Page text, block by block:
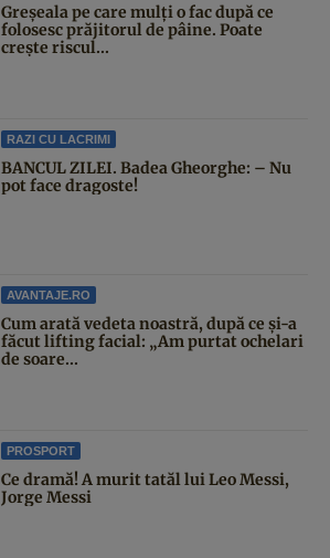
Greșeala pe care mulți o fac după ce
folosesc prăjitorul de pâine. Poate
crește riscul...
RAZI CU LACRIMI
BANCUL ZILEI. Badea Gheorghe: – Nu
pot face dragoste!
AVANTAJE.RO
Cum arată vedeta noastră, după ce și-a
făcut lifting facial: „Am purtat ochelari
de soare...
PROSPORT
Ce dramă! A murit tatăl lui Leo Messi,
Jorge Messi